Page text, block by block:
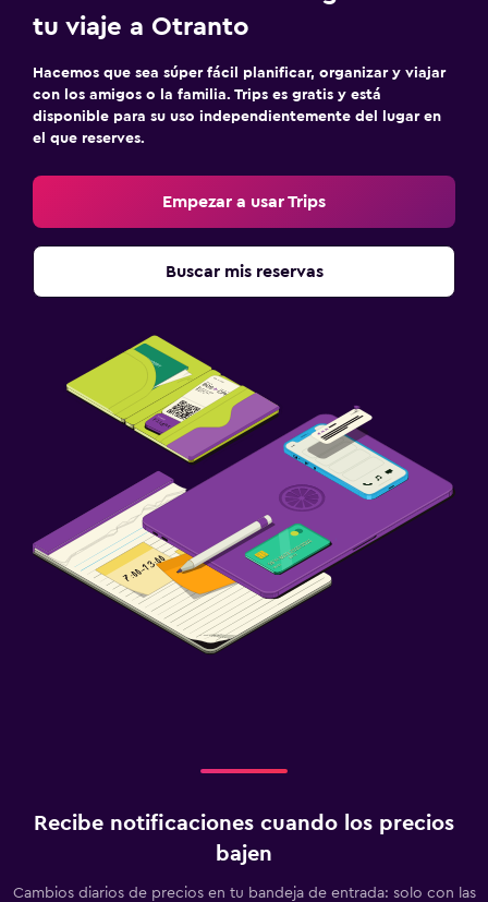
Salud y seguridad
Cámaras CCTV en zonas comunes
Cámaras CCTV en el exterior
Botiquín de primeros auxilios
Sistema de entretenimiento
TV de pantalla plana
Sala de estar/TV compartida
Servicio de planchado
Servicios de lavandería/tintorería
Plancha para pantalones
Bañera de hidromasaje
tu viaje a Otranto
Hacemos que sea súper fácil planificar, organizar y viajar
con los amigos o la familia. Trips es gratis y está
disponible para su uso independientemente del lugar en
el que reserves.
Empezar a usar Trips
Buscar mis reservas
Recibe notificaciones cuando los precios
bajen
Cambios diarios de precios en tu bandeja de entrada: solo con las